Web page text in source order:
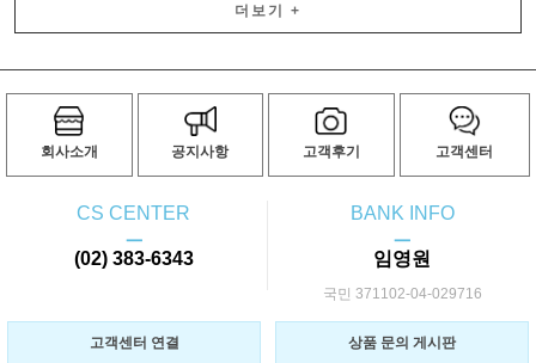
더보기 +
회사소개 공지사항 고객후기 고객센터
CS CENTER
ㅡ
(02) 383-6343
BANK INFO
ㅡ
임영원
국민 371102-04-029716
고객센터 연결 상품 문의 게시판